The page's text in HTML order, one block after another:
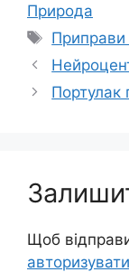
Природа
Позначки
Приправи
Портулак
Щоб